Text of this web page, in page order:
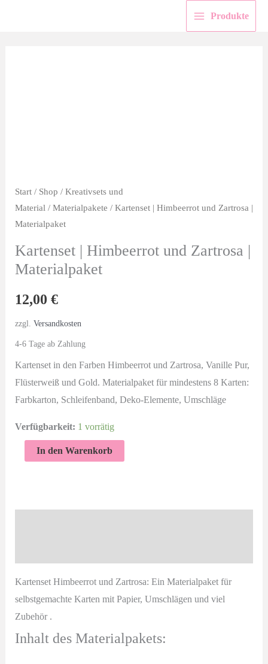
Produkte
Start/ Shop / Kreativsets und
Material/ Materialpakete / Kartenset | Himbeerrot und Zartrosa |
Materialpaket
Kartenset | Himbeerrot und Zartrosa |
Materialpaket
12,00 €
zzgl. Versandkosten
4-6 Tage ab Zahlung
Kartenset in den Farben Himbeerrot und Zartrosa, Vanille Pur,
Flüsterweiß und Gold. Materialpaket für mindestens 8 Karten:
Farbkarton, Schleifenband, Deko-Elemente, Umschläge
Verfügbarkeit: 1 vorrätig
KartensetIn den Warenkorb
Kartenset Himbeerrot und Zartrosa: Ein Materialpaket für
selbstgemachte Karten mit Papier, Umschlägen und viel
Zubehör .
Inhalt des Materialpakets: